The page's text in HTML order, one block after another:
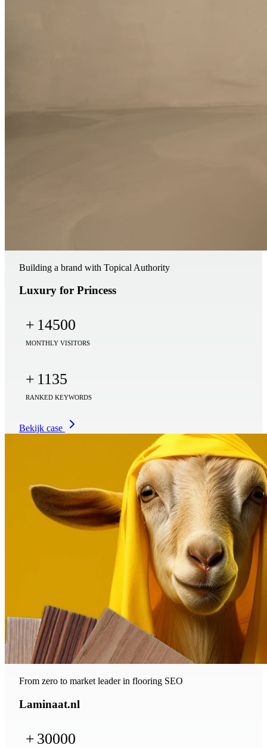
Building a brand with Topical Authority
Luxury for Princess
+ 14500
MONTHLY VISITORS
+ 1135
RANKED KEYWORDS
Bekijk case
From zero to market leader in flooring SEO
Laminaat.nl
+ 30000